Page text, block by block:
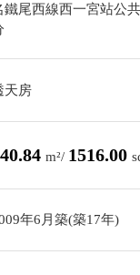
鐵尾西線西一宮站公
天房
m²/ 1516.00
年6月築(築17年)